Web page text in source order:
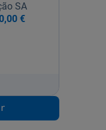
SA
€